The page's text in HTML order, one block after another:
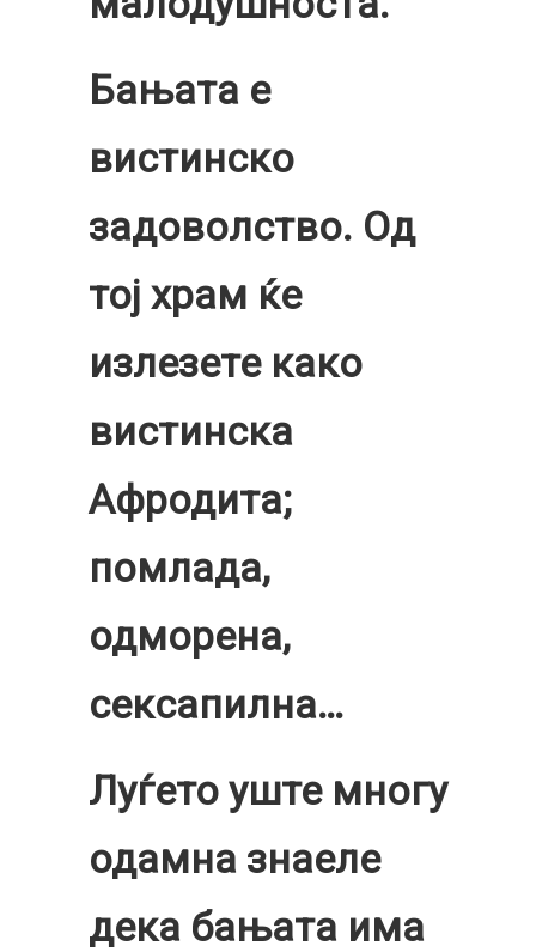
Бањата е
вистинско
задоволство. Од
тој храм ќе
излезете како
вистинска
Афродита;
помлада,
одморена,
сексапилна…
Луѓето уште многу
одамна знаеле
дека бањата има